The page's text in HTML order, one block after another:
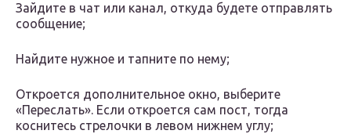
Зайдите в чат или канал, откуда будете отправлять
сообщение;
Найдите нужное и тапните по нему;
Откроется дополнительное окно, выберите
«Переслать». Если откроется сам пост, тогда
коснитесь стрелочки в левом нижнем углу;